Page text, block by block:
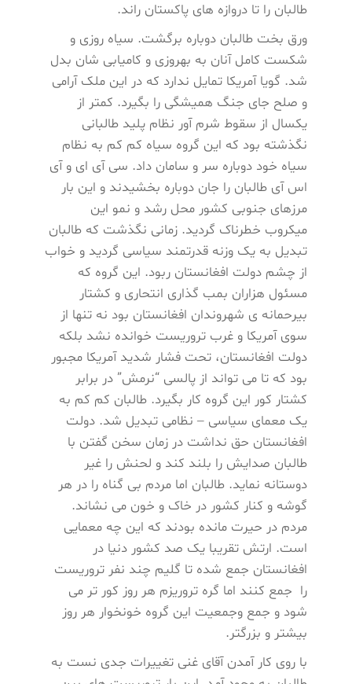
طالبان را تا دروازه های پاکستان راند.
ورق بخت طالبان دوباره برگشت. سیاه روزی و
شکست کامل آنان به بهروزی و کامیابی شان بدل
شد. گویا آمریکا تمایل ندارد که در این ملک آرامی
و صلح جای جنگ همیشگی را بگیرد. کمتر از
یکسال از سقوط شرم آور نظام پلید طالبانی
نگذشته بود که این گروه سیاه کم کم به نظام
سیاه خود دوباره سر و سامان داد. سی آی ای و آی
اس آی طالبان را جان دوباره بخشیدند و این بار
مرزهای جنوبی کشور محل رشد و نمو این
میکروب خطرناک گردید. زمانی نگذشت که طالبان
تبدیل به یک وزنه قدرتمند سیاسی گردید و خواب
از چشم دولت افغانستان ربود. این گروه که
مسئول هزاران بمب گذاری انتحاری و کشتار
بیرحمانه ی شهروندان افغانستان بود نه تنها از
سوی آمریکا و غرب تروریست خوانده نشد بلکه
دولت افغانستان، تحت فشار شدید آمریکا مجبور
بود که تا می تواند از پالسی “نرمش” در برابر
کشتار کور این گروه کار بگیرد. طالبان کم کم به
یک معمای سیاسی – نظامی تبدیل شد. دولت
افغانستان حق نداشت در زمان سخن گفتن با
طالبان صدایش را بلند کند و لحنش را غیر
دوستانه نماید. طالبان اما مردم بی گناه را در هر
گوشه و کنار کشور در خاک و خون می نشاند.
مردم در حیرت مانده بودند که این چه معمایی
است. ارتش تقریبا یک صد کشور دنیا در
افغانستان جمع شده تا گلیم چند نفر تروریست
را جمع کنند اما گره تروریزم هر روز کور تر می
شود و جمع وجمعیت این گروه خونخوار هر روز
بیشتر و بزرگتر.
با روی کار آمدن آقای غنی تغییرات جدی نست به